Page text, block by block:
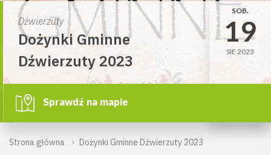
Strona główna Dożynki Gminne Dźwierzuty 2023
Dźwierzuty
Dożynki Gminne
Dźwierzuty 2023
SOB.
19
SIE 2023
Sprawdź na mapie